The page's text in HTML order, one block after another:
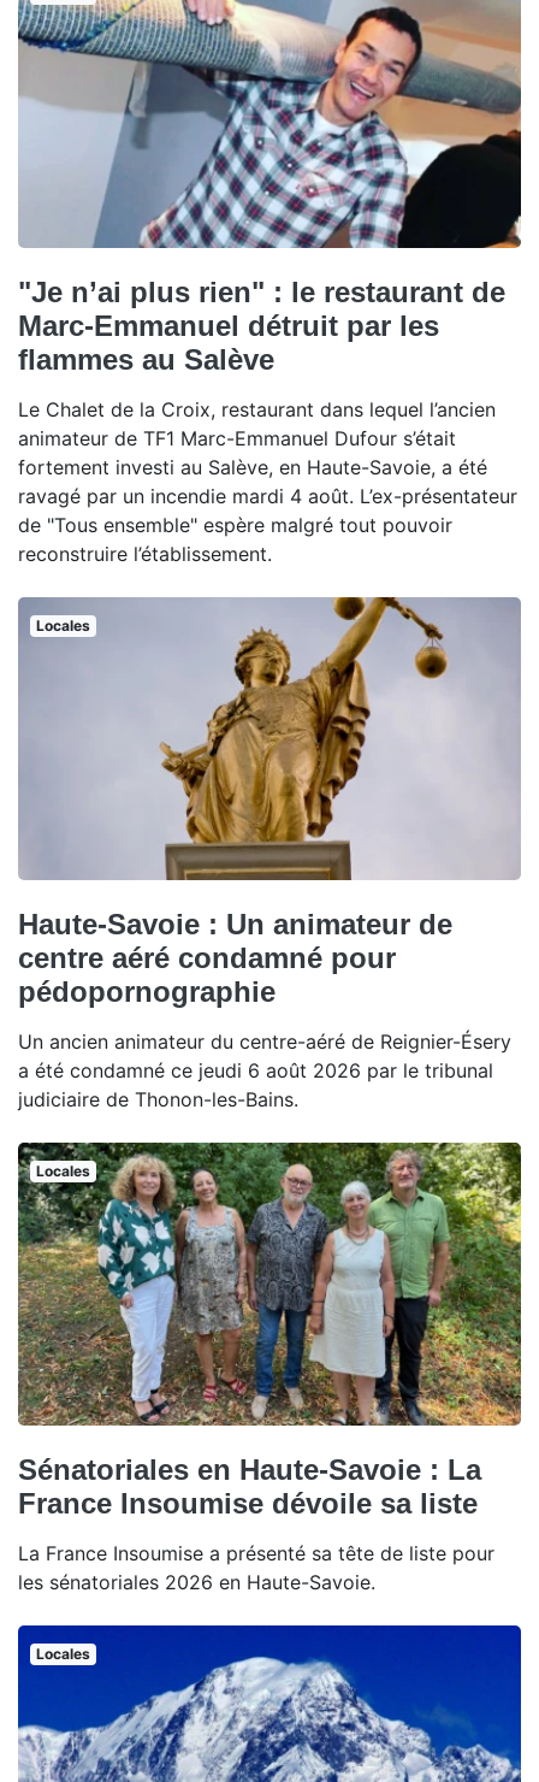
"Je n’ai plus rien" : le restaurant de
Marc-Emmanuel détruit par les
flammes au Salève
Le Chalet de la Croix, restaurant dans lequel l’ancien
animateur de TF1 Marc-Emmanuel Dufour s’était
fortement investi au Salève, en Haute-Savoie, a été
ravagé par un incendie mardi 4 août. L’ex-présentateur
de "Tous ensemble" espère malgré tout pouvoir
reconstruire l’établissement.
Locales
Haute-Savoie : Un animateur de
centre aéré condamné pour
pédopornographie
Un ancien animateur du centre-aéré de Reignier-Ésery
a été condamné ce jeudi 6 août 2026 par le tribunal
judiciaire de Thonon-les-Bains.
Locales
Sénatoriales en Haute-Savoie : La
France Insoumise dévoile sa liste
La France Insoumise a présenté sa tête de liste pour
les sénatoriales 2026 en Haute-Savoie.
Locales